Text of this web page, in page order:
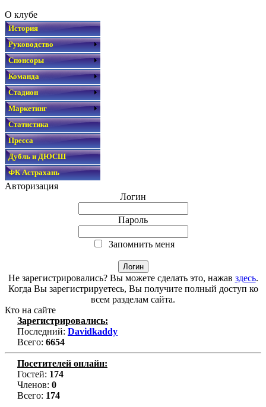
О клубе
История
Руководство
Спонсоры
Команда
Стадион
Маркетинг
Статистика
Пресса
Дубль и ДЮСШ
ФК Астрахань
Авторизация
Логин
Пароль
Запомнить меня
Не зарегистрировались? Вы можете сделать это, нажав здесь.
Когда Вы зарегистрируетесь, Вы получите полный доступ ко
всем разделам сайта.
Кто на сайте
Зарегистрировались:
Последний: Davidkaddy
Всего: 6654
Посетителей онлайн:
Гостей: 174
Членов: 0
Всего: 174